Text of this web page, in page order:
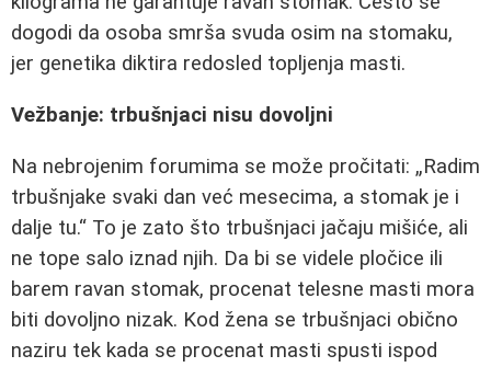
dogodi da osoba smrša svuda osim na stomaku,
jer genetika diktira redosled topljenja masti.
Vežbanje: trbušnjaci nisu dovoljni
Na nebrojenim forumima se može pročitati: „Radim
trbušnjake svaki dan već mesecima, a stomak je i
dalje tu.“ To je zato što trbušnjaci jačaju mišiće, ali
ne tope salo iznad njih. Da bi se videle pločice ili
barem ravan stomak, procenat telesne masti mora
biti dovoljno nizak. Kod žena se trbušnjaci obično
naziru tek kada se procenat masti spusti ispod